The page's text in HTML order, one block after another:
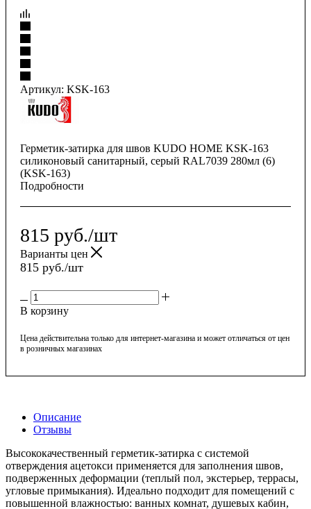
Артикул: KSK-163
Герметик-затирка для швов KUDO HOME KSK-163
силиконовый санитарный, серый RAL7039 280мл (6)
(KSK-163)
Подробности
815 руб./шт
Варианты цен
815 руб./шт
В корзину
Цена действительна только для интернет-магазина и может отличаться от цен
в розничных магазинах
Описание
Отзывы
Высококачественный герметик-затирка с системой
отверждения ацетокси применяется для заполнения швов,
подверженных деформации (теплый пол, экстерьер, террасы,
угловые примыкания). Идеально подходит для помещений с
повышенной влажностью: ванных комнат, душевых кабин,